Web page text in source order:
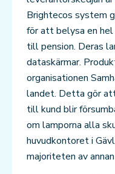
Brightecos system
för att belysa en hel
till pension. Deras
dataskärmar.
organisationen
landet. Detta gör
till kund blir
om lamporna alla
huvudkontoret i
majoriteten av